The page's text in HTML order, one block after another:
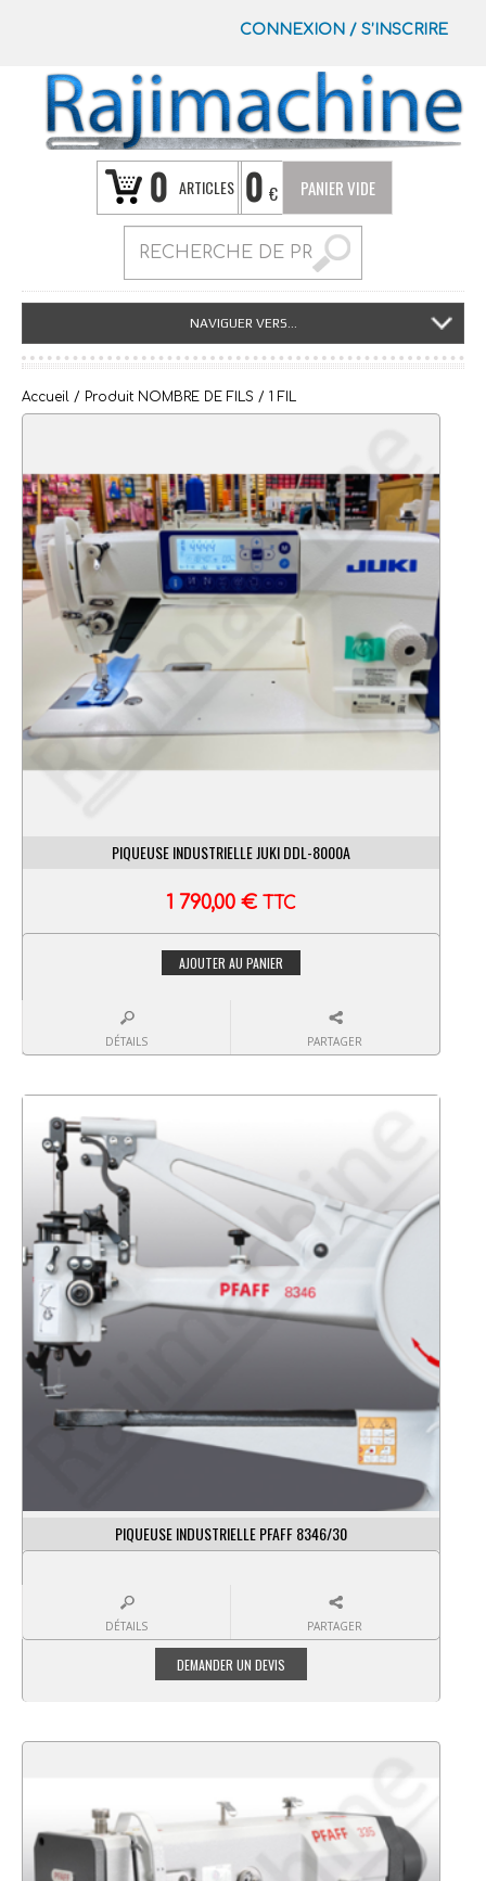
CONNEXION / S’INSCRIRE
0 ARTICLES 0 € PANIER VIDE
NAVIGUER VERS...
Accueil / Produit NOMBRE DE FILS / 1 FIL
PIQUEUSE INDUSTRIELLE JUKI DDL-8000A
1 790,00 € TTC
AJOUTER AU PANIER
DÉTAILS PARTAGER
PIQUEUSE INDUSTRIELLE PFAFF 8346/30
DÉTAILS PARTAGER